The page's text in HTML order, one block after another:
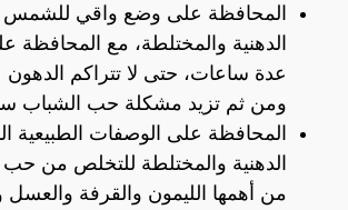
المحافظة على وضع واقي للشمس
الدهنية والمختلطة، مع المحافظة
عدة ساعات، حتى لا تتراكم الدهون
ومن ثم تزيد مشكلة حب الشباب
المحافظة على الوصفات الطبيعية
الدهنية والمختلطة للتخلص من حب
من أهمها الليمون والقرفة والعسل